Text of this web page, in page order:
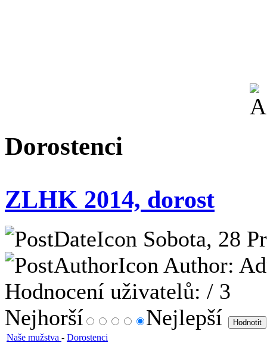
Dorostenci
ZLHK 2014, dorost
Sobota, 28
Author:
Hodnocení uživatelů: / 3
Nejhorší
Nejlepší
Naše mužstva - Dorostenci